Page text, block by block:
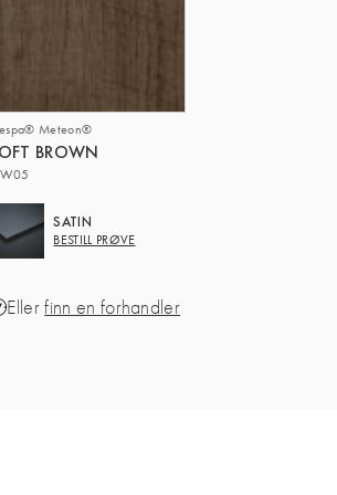
Meteon®
BROWN
SATIN
BESTILL PRØVE
Ellerfinn en forhandler